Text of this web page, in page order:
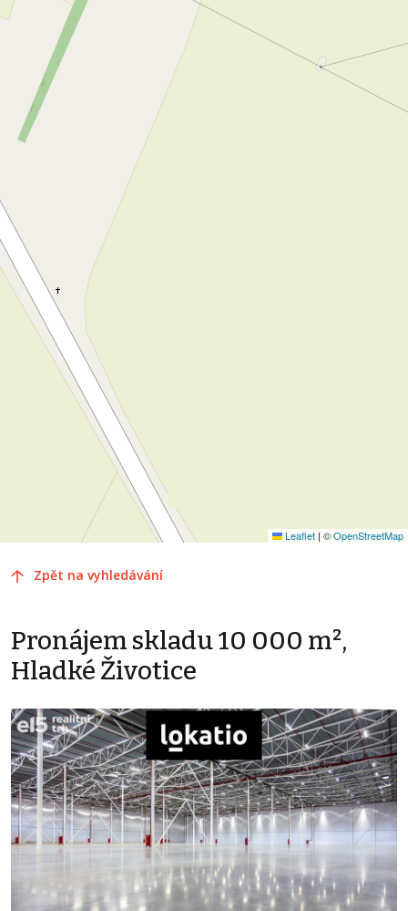
Leaflet | ©OpenStreetMap
Zpět na vyhledávání
Pronájem skladu 10 000 m²,
Hladké Životice